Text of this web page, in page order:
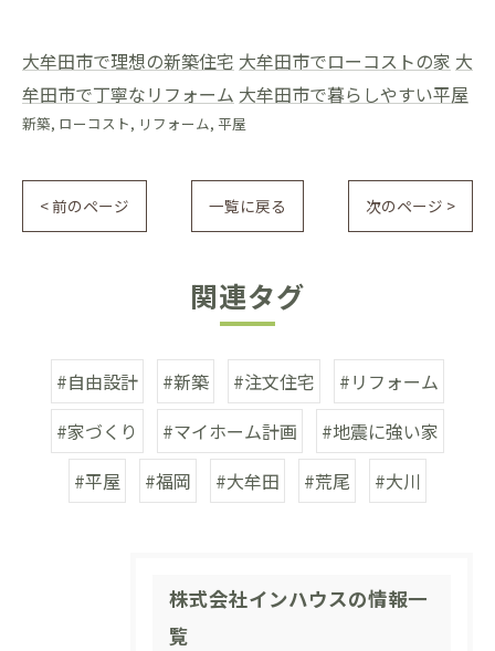
大牟田市で理想の新築住宅 大牟田市でローコストの家 大
牟田市で丁寧なリフォーム 大牟田市で暮らしやすい平屋
新築 ローコスト リフォーム 平屋
< 前のページ 一覧に戻る 次のページ >
関連タグ
#自由設計 #新築 #注文住宅
#リフォーム
#家づくり
#マイホーム計画
#地震に強い家
#平屋
#福岡 #大牟田 #荒尾 #大川
株式会社インハウスの情報一
覧